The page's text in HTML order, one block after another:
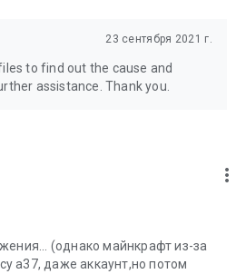
23 сентября 2021 г.
to find out the cause and
assistance. Thank you.
more_vert
(однако майнкрафт из-за
а37, даже аккаунт,но потом